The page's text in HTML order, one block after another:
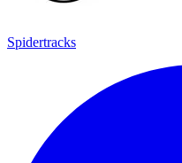
Spidertracks